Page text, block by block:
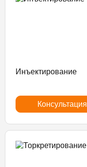
Инъектирование
Консультация